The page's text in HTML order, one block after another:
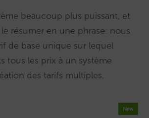
beaucoup plus puissant, et
résumer en une phrase: nous
de base unique sur lequel
tous les prix à un système
des tarifs multiples.